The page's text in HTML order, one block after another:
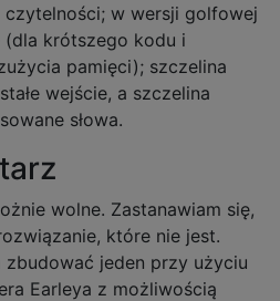
czytelności; w wersji golfowej
krótszego kodu i
pamięci); szczelina
wejście, a szczelina
słowa.
wolne. Zastanawiam się,
które nie jest.
zbudować jeden przy użyciu
Earleya z możliwością